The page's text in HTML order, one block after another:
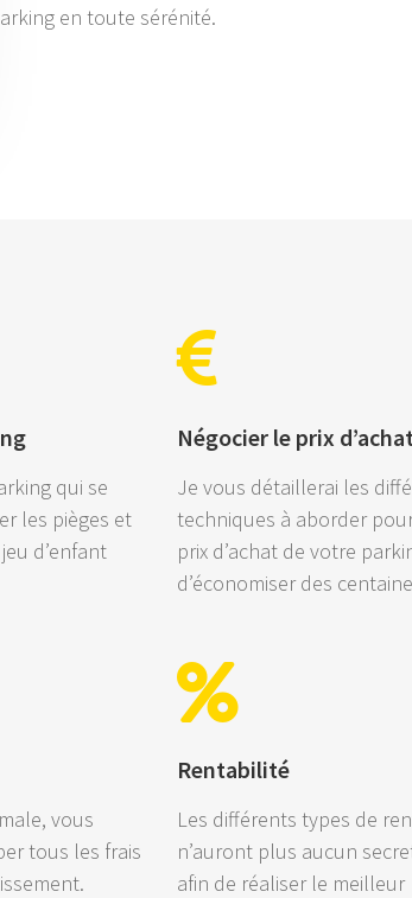
en toute sérénité.
qui se
les pièges et
d’enfant
Négocier le prix d’achat
Je vous détaillerai les
techniques à aborder
prix d’achat de votre
d’économiser des
vous
tous les frais
Rentabilité
Les différents types de
n’auront plus aucun
afin de réaliser le meilleur